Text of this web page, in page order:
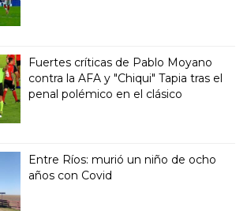
Fuertes críticas de Pablo Moyano
contra la AFA y "Chiqui" Tapia tras el
penal polémico en el clásico
Entre Ríos: murió un niño de ocho
años con Covid